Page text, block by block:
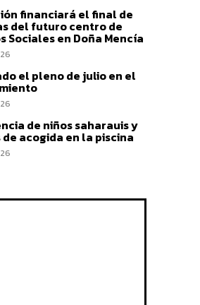
financiará el final de
del futuro centro de
Sociales en Doña Mencía
el pleno de julio en el
de niños saharauis y
acogida en la piscina